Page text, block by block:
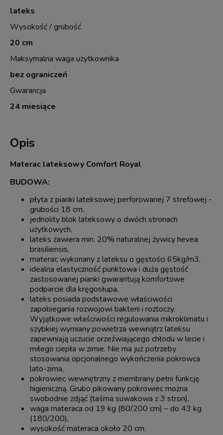
Opis
Materac lateksowy Comfort Royal
BUDOWA:
płyta z pianki lateksowej perforowanej 7 strefowej -
grubości 18 cm,
jednolity blok lateksowy o dwóch stronach
użytkowych,
lateks zawiera min. 20% naturalnej żywicy hevea
brasiliensis,
materac wykonany z lateksu o gęstości 65kg/m3,
idealna elastyczność punktowa i duża gęstość
zastosowanej pianki gwarantują komfortowe
podparcie dla kręgosłupa,
lateks posiada podstawowe właściwości
zapobiegania rozwojowi bakterii i roztoczy.
Wyjątkowe właściwości regulowania mikroklimatu i
szybkiej wymiany powietrza wewnątrz lateksu
zapewniają uczucie orzeźwiającego chłodu w lecie i
miłego ciepła w zimie. Nie ma już potrzeby
stosowania opcjonalnego wykończenia pokrowca
lato-zima,
pokrowiec wewnętrzny z membrany pełni funkcję
higieniczną. Grubo pikowany pokrowiec można
swobodnie zdjąć (taśma suwakowa z 3 stron),
waga materaca od 19 kg (80/200 cm) – do 43 kg
(180/200),
wysokość materaca około 20 cm.
lateks
Wysokość / grubość
20 cm
Maksymalna waga użytkownika
bez ograniczeń
Gwarancja
24 miesiące